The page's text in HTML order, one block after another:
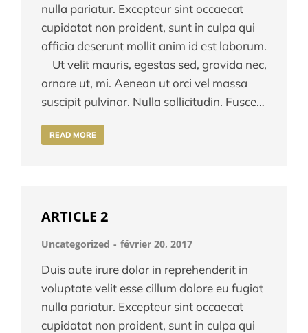
nulla pariatur. Excepteur sint occaecat
cupidatat non proident, sunt in culpa qui
officia deserunt mollit anim id est laborum.
Ut velit mauris, egestas sed, gravida nec,
ornare ut, mi. Aenean ut orci vel massa
suscipit pulvinar. Nulla sollicitudin. Fusce…
READ MORE
ARTICLE 2
Uncategorized février 20, 2017
Duis aute irure dolor in reprehenderit in
voluptate velit esse cillum dolore eu fugiat
nulla pariatur. Excepteur sint occaecat
cupidatat non proident, sunt in culpa qui